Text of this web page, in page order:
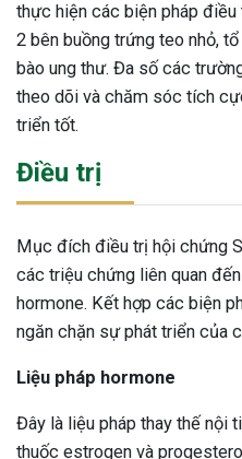
thực hiện các biện pháp
2 bên buồng trứng teo nhỏ,
bào ung thư. Đa số các
theo dõi và chăm sóc tích
triển tốt.
Điều trị
Mục đích điều trị hội chứng
các triệu chứng liên quan
hormone. Kết hợp các biện
ngăn chặn sự phát triển của
Liệu pháp hormone
Đây là liệu pháp thay thế nội
thuốc estrogen và